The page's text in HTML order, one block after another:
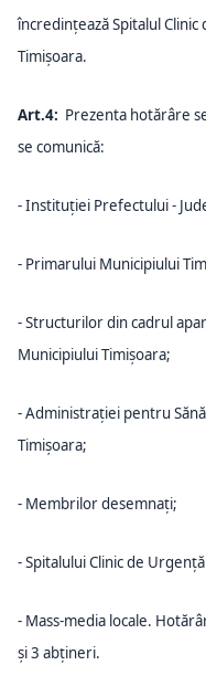
încredințează Spitalul
Timișoara.
Art.4: Prezenta hotărâre
se comunică:
- Instituției Prefectului -
- Primarului Municipiului
- Structurilor din cadrul
Municipiului Timișoara;
- Administrației pentru
Timișoara;
- Membrilor desemnați;
- Spitalului Clinic de
- Mass-media locale.
și 3 abțineri.